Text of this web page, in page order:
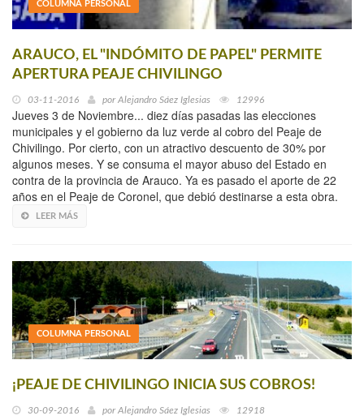
COLUMNA PERSONAL
ARAUCO, EL "INDÓMITO DE PAPEL" PERMITE
APERTURA PEAJE CHIVILINGO
03-11-2016 por Alejandro Sáez Iglesias 12996
Jueves 3 de Noviembre... diez días pasadas las elecciones
municipales y el gobierno da luz verde al cobro del Peaje de
Chivilingo. Por cierto, con un atractivo descuento de 30% por
algunos meses. Y se consuma el mayor abuso del Estado en
contra de la provincia de Arauco. Ya es pasado el aporte de 22
años en el Peaje de Coronel, que debió destinarse a esta obra.
LEER MÁS
COLUMNA PERSONAL
¡PEAJE DE CHIVILINGO INICIA SUS COBROS!
30-09-2016 por Alejandro Sáez Iglesias 12918